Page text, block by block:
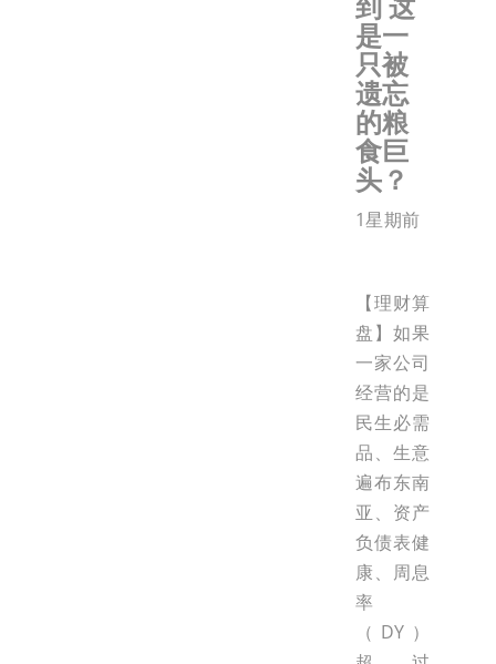
是一
只被
遗忘
的粮
食巨
头？
1星期前
【理财算
盘】如果
一家公司
经营的是
民生必需
品、生意
遍布东南
亚、资产
负债表健
康、周息
率
（DY）